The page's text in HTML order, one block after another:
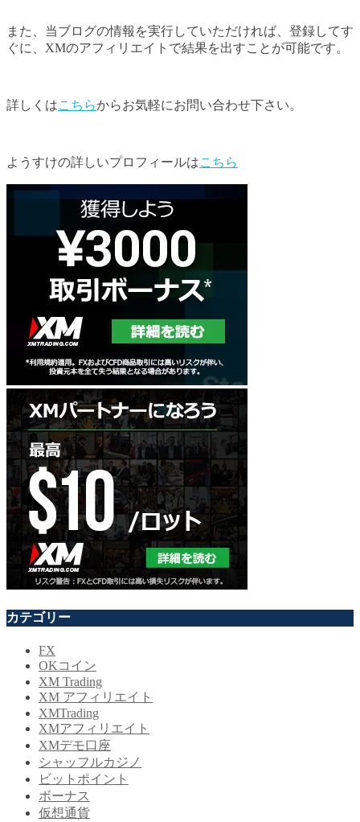
また、当ブログの情報を実行していただければ、登録してす
ぐに、XMのアフィリエイトで結果を出すことが可能です。
詳しくはこちらからお気軽にお問い合わせ下さい。
ようすけの詳しいプロフィールはこちら
カテゴリー
FX
OKコイン
XM Trading
XM アフィリエイト
XMTrading
XMアフィリエイト
XMデモ口座
シャッフルカジノ
ビットポイント
ボーナス
仮想通貨